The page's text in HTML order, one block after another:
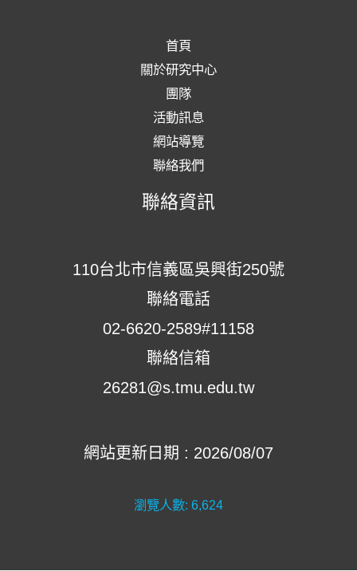
首頁
關於研究中心
團隊
活動訊息
網站導覽
聯絡我們
聯絡資訊
110台北市信義區吳興街250號
聯絡電話
02-6620-2589#11158
聯絡信箱
26281@s.tmu.edu.tw
網站更新日期 : 2026/08/07
瀏覽人數: 6,624